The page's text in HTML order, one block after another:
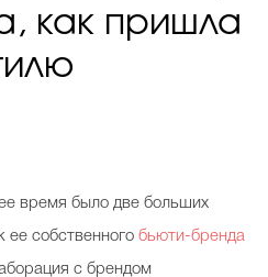
как пришла
время было две больших
ее собственного бьюти-бренда
с брендом